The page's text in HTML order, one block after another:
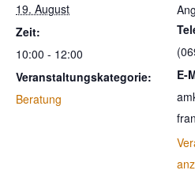
19. August
Zeit:
10:00 - 12:00
Veranstaltungskategorie:
Beratung
E-